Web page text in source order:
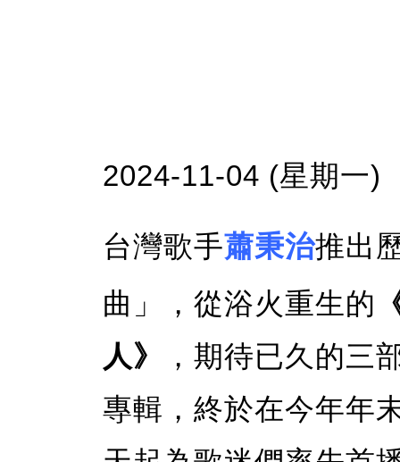
2024-11-04 (星期一)
台灣歌手蕭秉治推出
曲」，從浴火重生的
人》
，期待已久的三
專輯，終於在今年年